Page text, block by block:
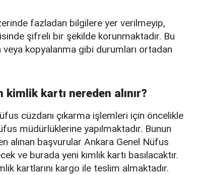
fazladan bilgilere yer verilmeyip,
şifreli bir şekilde korunmaktadır. Bu
veya kopyalanma gibi durumları ortadan
kimlik kartı nereden alınır?
cüzdanı çıkarma işlemleri için öncelikle
müdürlüklerine yapılmaktadır. Bunun
alınan başvurular Ankara Genel Nüfus
ve burada yeni kimlik kartı basılacaktır.
kartlarını kargo ile teslim almaktadır.